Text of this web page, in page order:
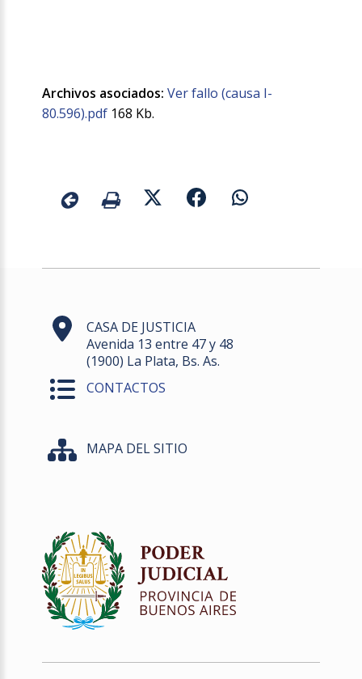
Archivos asociados: Ver fallo (causa I-
80.596).pdf 168 Kb.
CASA DE JUSTICIA
Avenida 13 entre 47 y 48
(1900) La Plata, Bs. As.
CONTACTOS
MAPA DEL SITIO